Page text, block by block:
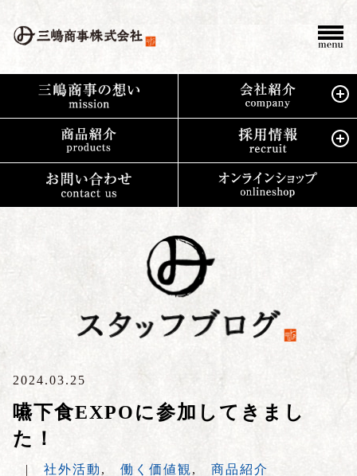
2024.03.25
嚥下食EXPOに参加してきまし
た！
| 社外活動 , 働く価値観, 商品紹介